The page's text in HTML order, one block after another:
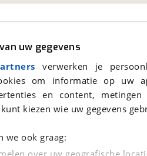
uw gegevens
verwerken je
om informatie op
en content,
kiezen wie uw gegevens
we ook graag:
over uw geografische